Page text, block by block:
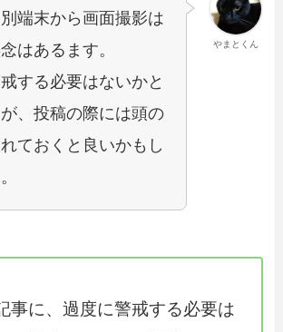
やまとくん
端末から画面撮影は
はあるます。
する必要はないかと
、投稿の際には頭の
ておくと良いかもし
事に、過度に警戒する必要は